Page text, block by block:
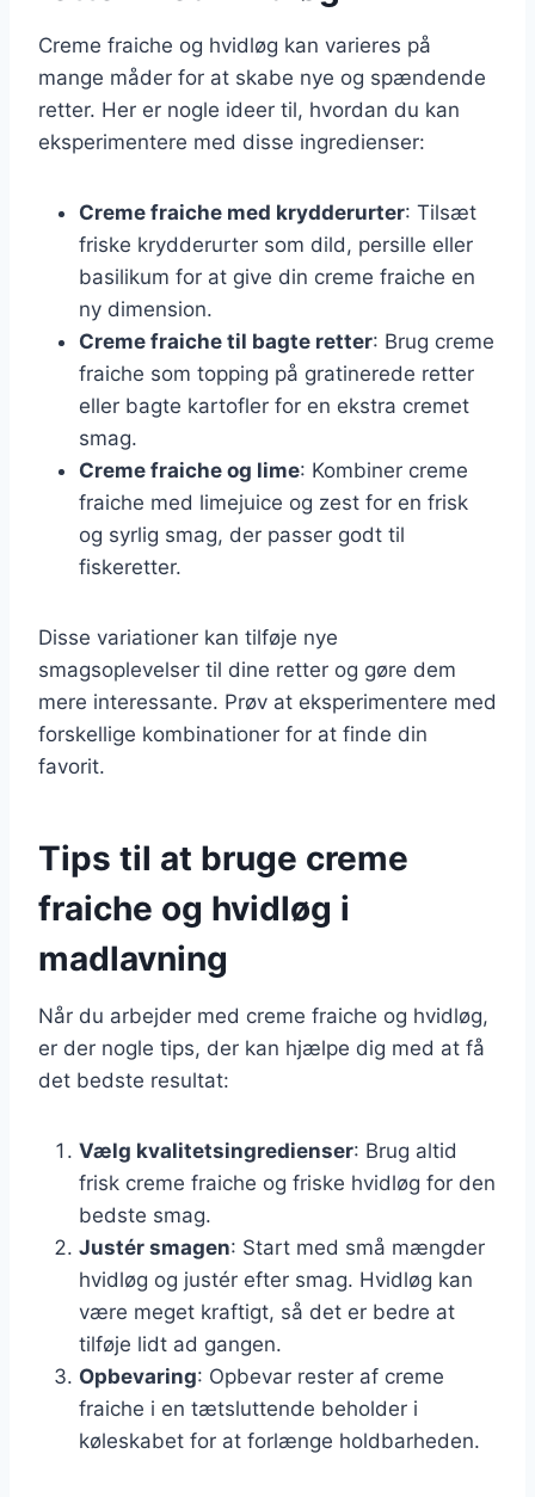
Creme fraiche og hvidløg kan varieres på
mange måder for at skabe nye og spændende
retter. Her er nogle ideer til, hvordan du kan
eksperimentere med disse ingredienser:
Creme fraiche med krydderurter: Tilsæt
friske krydderurter som dild, persille eller
basilikum for at give din creme fraiche en
ny dimension.
Creme fraiche til bagte retter: Brug creme
fraiche som topping på gratinerede retter
eller bagte kartofler for en ekstra cremet
smag.
Creme fraiche og lime: Kombiner creme
fraiche med limejuice og zest for en frisk
og syrlig smag, der passer godt til
fiskeretter.
Disse variationer kan tilføje nye
smagsoplevelser til dine retter og gøre dem
mere interessante. Prøv at eksperimentere med
forskellige kombinationer for at finde din
favorit.
Tips til at bruge creme
fraiche og hvidløg i
madlavning
Når du arbejder med creme fraiche og hvidløg,
er der nogle tips, der kan hjælpe dig med at få
det bedste resultat:
Vælg kvalitetsingredienser: Brug altid
frisk creme fraiche og friske hvidløg for den
bedste smag.
Justér smagen: Start med små mængder
hvidløg og justér efter smag. Hvidløg kan
være meget kraftigt, så det er bedre at
tilføje lidt ad gangen.
Opbevaring: Opbevar rester af creme
fraiche i en tætsluttende beholder i
køleskabet for at forlænge holdbarheden.